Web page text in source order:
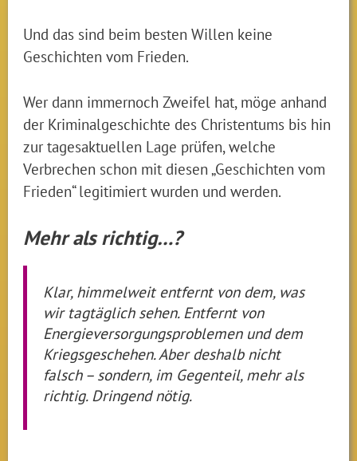
Und das sind beim besten Willen keine
Geschichten vom Frieden.
Wer dann immernoch Zweifel hat, möge anhand
der Kriminalgeschichte des Christentums bis hin
zur tagesaktuellen Lage prüfen, welche
Verbrechen schon mit diesen „Geschichten vom
Frieden“ legitimiert wurden und werden.
Mehr als richtig…?
Klar, himmelweit entfernt von dem, was
wir tagtäglich sehen. Entfernt von
Energieversorgungsproblemen und dem
Kriegsgeschehen. Aber deshalb nicht
falsch – sondern, im Gegenteil, mehr als
richtig. Dringend nötig.